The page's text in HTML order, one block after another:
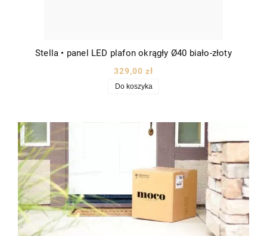
Stella • panel LED plafon okrągły Ø40 biało-złoty
329,00 zł
Do koszyka